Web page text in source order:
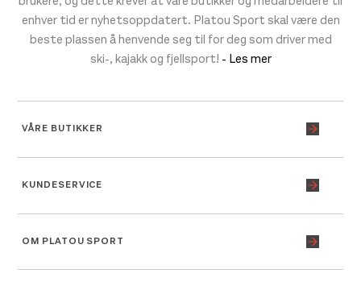
enhver tid er nyhetsoppdatert. Platou Sport skal være den
beste plassen å henvende seg til for deg som driver med
ski-, kajakk og fjellsport! - Les mer
VÅRE BUTIKKER
KUNDESERVICE
OM PLATOU SPORT